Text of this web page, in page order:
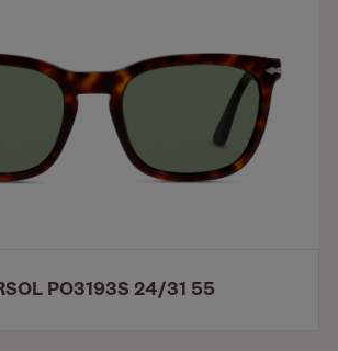
PO3193S 24/31 55